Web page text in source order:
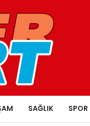
SAĞLIK SPOR